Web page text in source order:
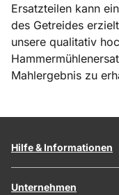
Ersatzteilen kann
des Getreides
unsere qualitativ
Mahlergebnis zu
Hilfe & Informationen
Unternehmen